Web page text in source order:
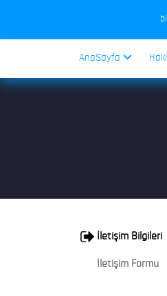
AnaSayfa
İletişim Bilgileri
İletişim Formu